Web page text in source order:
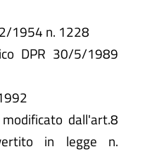
1954 n. 1228
DPR 30/5/1989
dall'art.8
in legge n.